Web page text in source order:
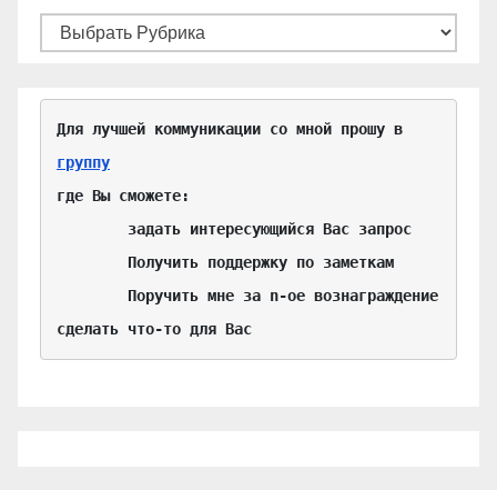
группу
где Вы сможете:
сделать что-то для Вас